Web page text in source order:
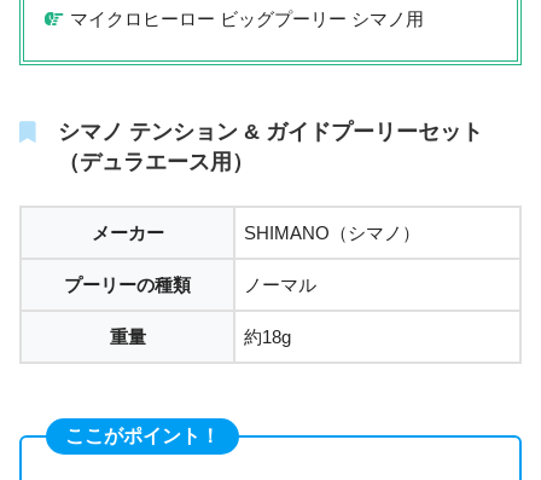
マイクロヒーロー ビッグプーリー シマノ用
シマノ テンション & ガイドプーリーセット
（デュラエース用）
メーカー SHIMANO（シマノ）
プーリーの種類 ノーマル
重量 約18g
ここがポイント！